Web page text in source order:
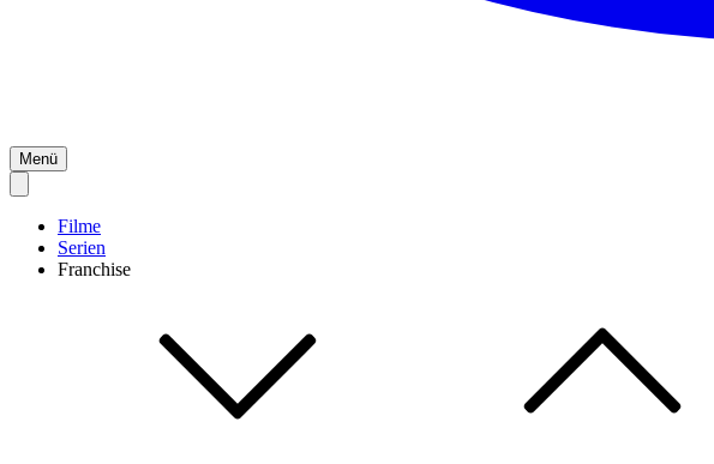
Menü
Filme
Serien
Franchise